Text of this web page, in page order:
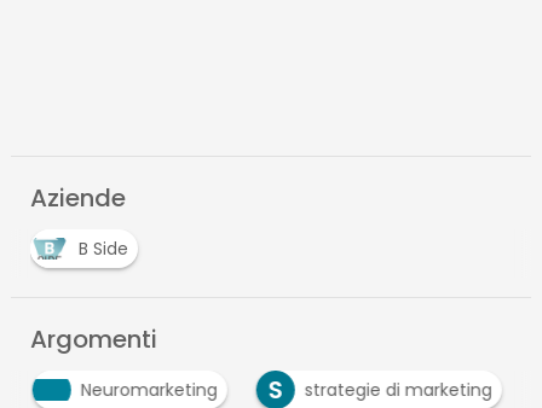
Aziende
B Side
Argomenti
Neuromarketing S strategie di marketing